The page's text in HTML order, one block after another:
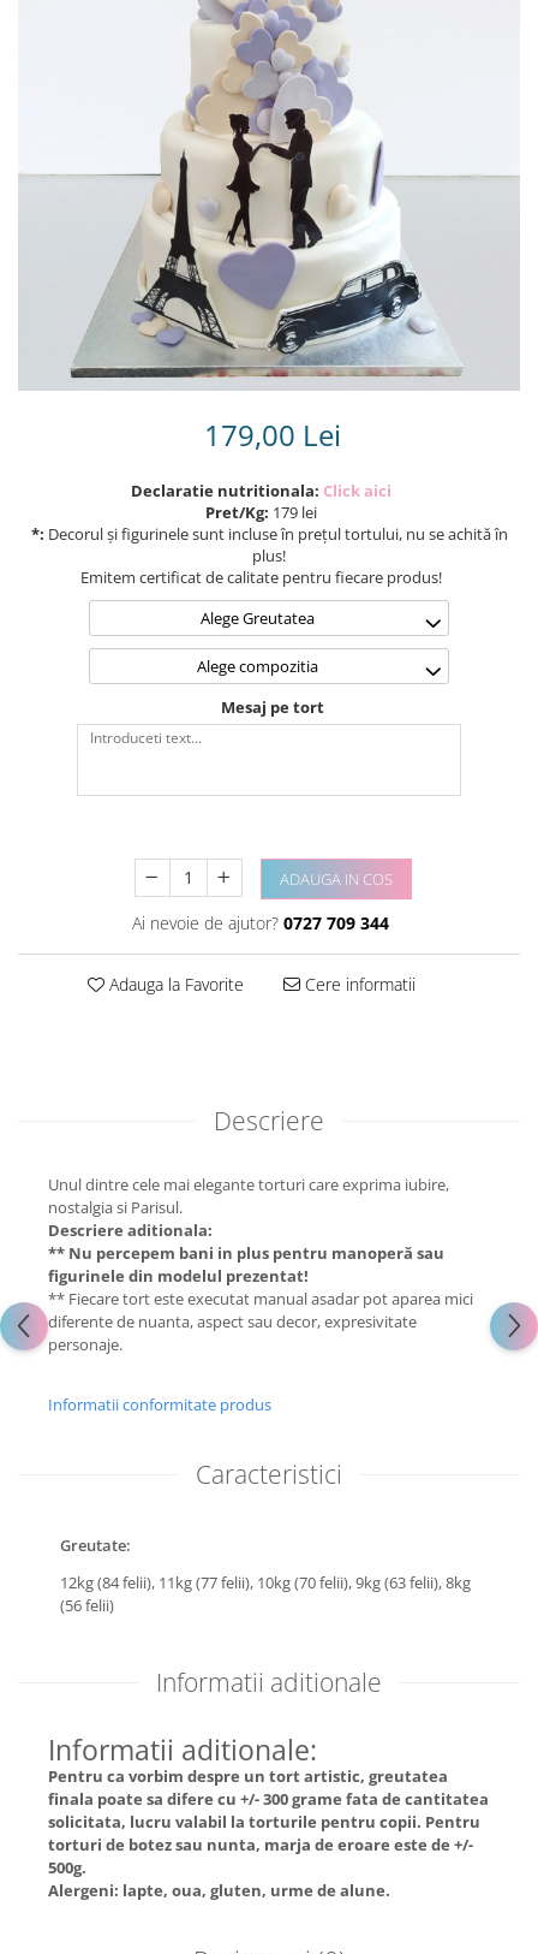
Torturi in frosting- crema pentru
Tortulețe 1.7 kg - 2 kg
179,00 Lei
Declaratie nutritionala: Click aici
Pret/Kg: 179 lei
*: Decorul și figurinele sunt incluse în prețul tortului, nu se achită în
plus!
Emitem certificat de calitate pentru fiecare produs!
Alege Greutatea
Alege compozitia
Mesaj pe tort
ADAUGA IN COS
Ai nevoie de ajutor? 0727 709 344
Adauga la Favorite Cere informatii
Descriere
Unul dintre cele mai elegante torturi care exprima iubire,
nostalgia si Parisul.
Descriere aditionala:
** Nu percepem bani in plus pentru manoperă sau
figurinele din modelul prezentat!
** Fiecare tort este executat manual asadar pot aparea mici
diferente de nuanta, aspect sau decor, expresivitate
personaje.
Informatii conformitate produs
Caracteristici
Greutate:
12kg (84 felii), 11kg (77 felii), 10kg (70 felii),9kg (63 felii),8kg
(56 felii)
Informatii aditionale
Informatii aditionale:
Pentru ca vorbim despre un tort artistic, greutatea
finala poate sa difere cu +/- 300 grame fata de cantitatea
solicitata, lucru valabil la torturile pentru copii. Pentru
torturi de botez sau nunta, marja de eroare este de +/-
500g.
Alergeni: lapte, oua, gluten, urme de alune.